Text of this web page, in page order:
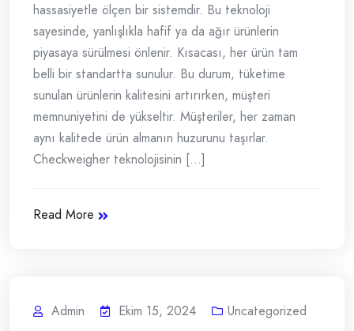
hassasiyetle ölçen bir sistemdir. Bu teknoloji
sayesinde, yanlışlıkla hafif ya da ağır ürünlerin
piyasaya sürülmesi önlenir. Kısacası, her ürün tam
belli bir standartta sunulur. Bu durum, tüketime
sunulan ürünlerin kalitesini artırırken, müşteri
memnuniyetini de yükseltir. Müşteriler, her zaman
aynı kalitede ürün almanın huzurunu taşırlar.
Checkweigher teknolojisinin [...]
Read More
Admin Ekim 15, 2024 Uncategorized